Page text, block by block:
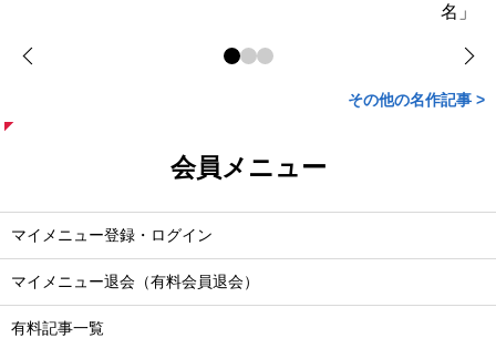
名」
その他の名作記事 >
会員メニュー
マイメニュー登録・ログイン
マイメニュー退会（有料会員退会）
有料記事一覧